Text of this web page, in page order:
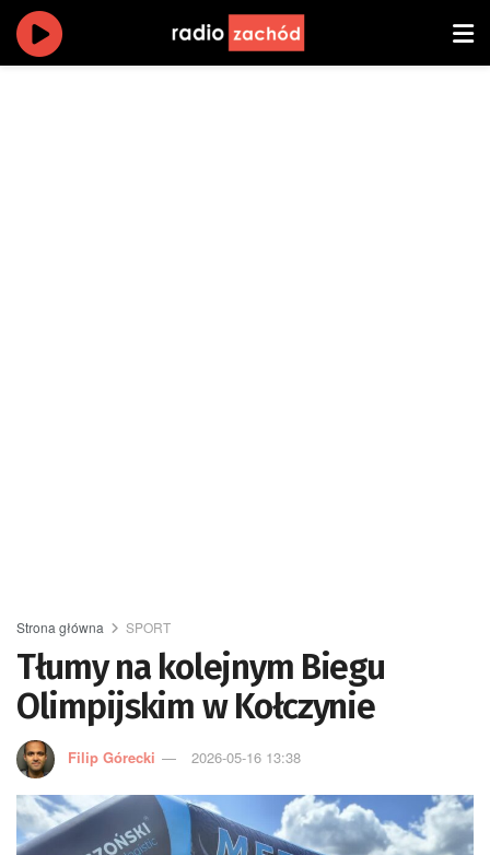
Strona główna SPORT
Tłumy na kolejnym Biegu
Olimpijskim w Kołczynie
Filip Górecki 2026-05-16 13:38